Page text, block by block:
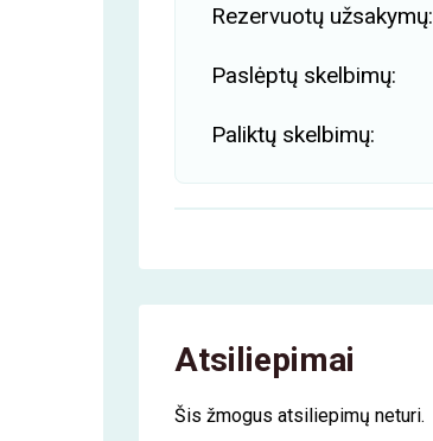
Rezervuotų užsakymų:
Paslėptų skelbimų:
Paliktų skelbimų:
Atsiliepimai
Šis žmogus atsiliepimų neturi.